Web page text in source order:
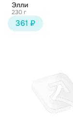
Элли
230 г
361 ₽